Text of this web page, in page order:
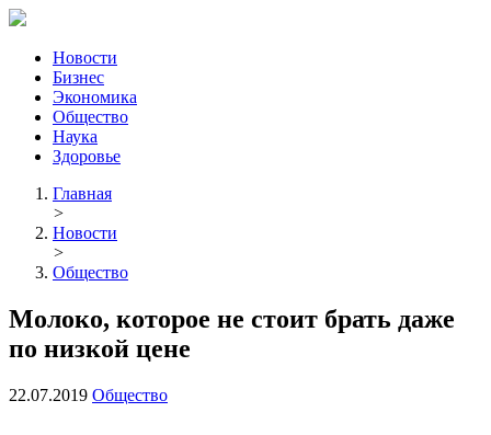
Новости
Бизнес
Экономика
Общество
Наука
Здоровье
Главная
>
Новости
>
Общество
Молоко, которое не стоит брать даже
по низкой цене
22.07.2019 Общество